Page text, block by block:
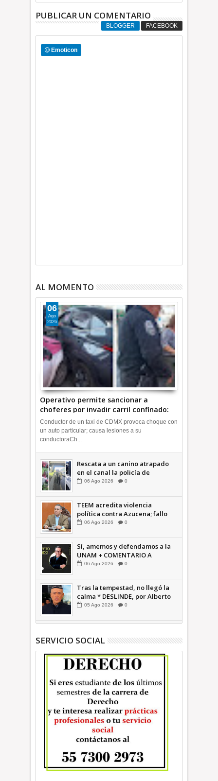
PUBLICAR UN COMENTARIO
BLOGGER FACEBOOK
Emoticon
AL MOMENTO
Operativo permite sancionar a
choferes por invadir carril confinado:
Ecatepec +Video | INFORMATIVA
06
Ago
2026
Conductor de un taxi de CDMX provoca choque con
un auto particular; causa lesiones a su
conductoraCh...
Rescata a un canino atrapado
en el canal la policía de
Ecatepec INFORMATIVA
06 Ago 2026 0
TEEM acredita violencia
política contra Azucena; fallo
confirma guerra sucia: Octavio
06 Ago 2026 0
Sí, amemos y defendamos a la
UNAM + COMENTARIO A
TIEMPO
06 Ago 2026 0
Tras la tempestad, no llegó la
calma * DESLINDE, por Alberto
Witvrun OPINIÓN
05 Ago 2026 0
SERVICIO SOCIAL